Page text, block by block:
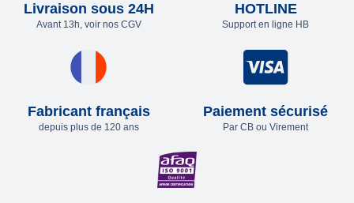
Livraison sous 24H
Avant 13h, voir nos CGV
HOTLINE
Support en ligne HB
Fabricant français
depuis plus de 120 ans
Paiement sécurisé
Par CB ou Virement